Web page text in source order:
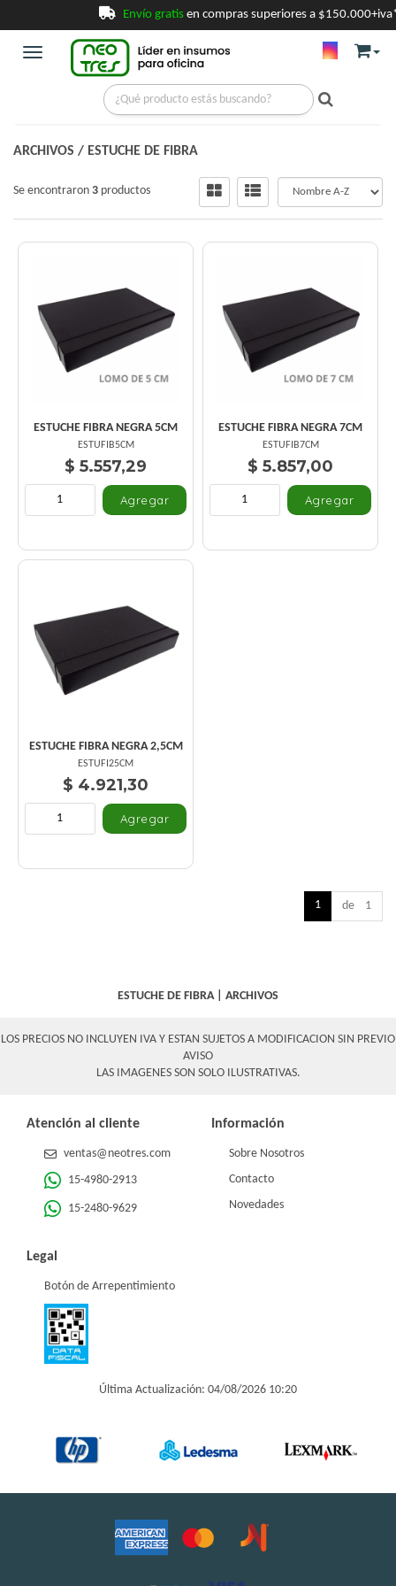
Toggle navigation
Envío gratis en compras superiores a $150.000
ARCHIVOS / ESTUCHE DE FIBRA
Se encontraron 3 productos
ESTUCHE FIBRA NEGRA 5CM
ESTUFIB5CM
$ 5.557,29
ESTUCHE FIBRA NEGRA 7CM
ESTUFIB7CM
$ 5.857,00
ESTUCHE FIBRA NEGRA 2,5CM
ESTUFI25CM
$ 4.921,30
1 de 1
ESTUCHE DE FIBRA| ARCHIVOS
LOS PRECIOS NO INCLUYEN IVA Y ESTAN SUJETOS A MODIFICACION SIN PREVIO
AVISO
LAS IMAGENES SON SOLO ILUSTRATIVAS.
Atención al cliente
ventas@neotres.com
15-4980-2913
15-2480-9629
Información
Sobre Nosotros
Contacto
Novedades
Legal
Botón de Arrepentimiento
Última Actualización: 04/08/2026 10:20